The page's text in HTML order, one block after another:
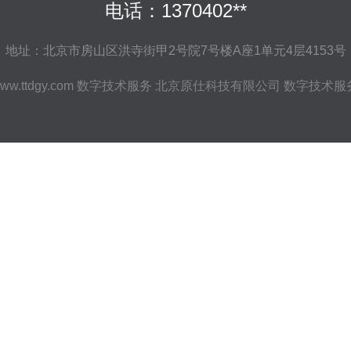
电话：1370402**
地址：北京市房山区洪寺街甲2号院7号楼A座1单元4层4153号
数字技术服务 北京原仕科技有限公司 数字技术服